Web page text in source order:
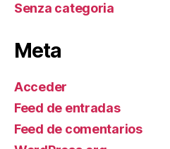
Senza categoria
Meta
Acceder
Feed de entradas
Feed de comentarios